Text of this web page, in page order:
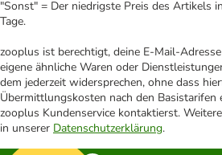
"Sonst" = Der niedrigste Preis des Artikels
Tage.
zooplus ist berechtigt, deine E-Mail-
eigene ähnliche Waren oder
dem jederzeit widersprechen, ohne dass
Übermittlungskosten nach den Basistarifen
zooplus Kundenservice kontaktierst.
in unserer Datenschutzerklärung.